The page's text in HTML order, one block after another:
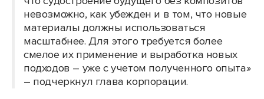
невозможно, как убежден и в том, что новые
материалы должны использоваться
масштабнее. Для этого требуется более
смелое их применение и выработка новых
подходов – уже с учетом полученного опыта»
– подчеркнул глава корпорации.